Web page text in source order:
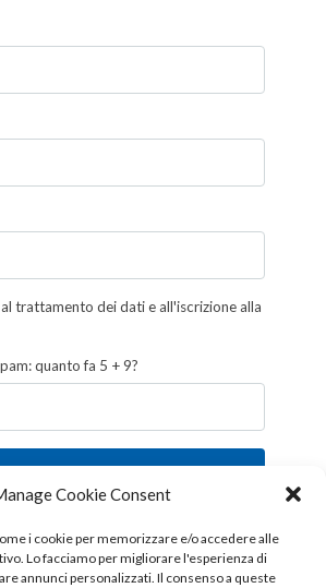
Cookie Consent
i cookie per memorizzare e/o accedere alle
Lo facciamo per migliorare l'esperienza di
annunci personalizzati. Il consenso a queste
trattamento dei dati e all'iscrizione alla
quanto fa 5 + 9?